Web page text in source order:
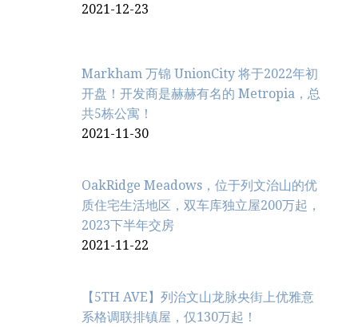
2021-12-23
Markham 万锦 UnionCity 将于2022年初
开盘！开发商是赫赫有名的 Metropia，总
共5栋公寓！
2021-11-30
OakRidge Meadows，位于列文治‬山的优
质住宅生活地区，双车库独立屋200万起，
2023下半年交房
2021-11-22
【5TH AVE】列治文山龙脉央街上优雅意
系格调联排镇屋，仅130万起！